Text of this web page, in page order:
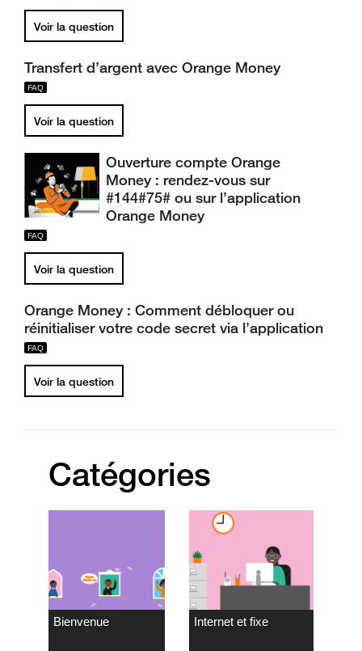
Voir la question
Transfert d’argent avec Orange Money
Voir la question
Ouverture compte Orange
Money : rendez-vous sur
#144#75# ou sur l’application
Orange Money
Voir la question
Orange Money : Comment débloquer ou
réinitialiser votre code secret via l’application
Voir la question
Catégories
Bienvenue Internet et fixe